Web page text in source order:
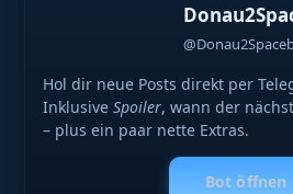
Hol dir neue Posts direkt per
InklusiveSpoiler, wann der
– plus ein paar nette Extras.
Bot öffnen